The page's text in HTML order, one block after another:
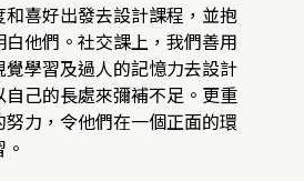
喜好出發去設計課程，並抱
他們。社交課上，我們善用
學習及過人的記憶力去設計
己的長處來彌補不足。更重
力，令他們在一個正面的環